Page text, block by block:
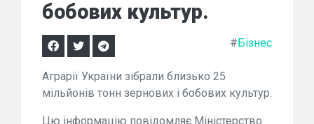
бобових культур.
#Бізнес
Аграрії України зібрали близько 25
мільйонів тонн зернових і бобових культур.
Цю інформацію повідомляє Міністерство